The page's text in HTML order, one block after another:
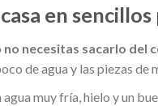
en sencillos
no necesitas sacarlo del
de agua y las piezas de
agua muy fría, hielo y un